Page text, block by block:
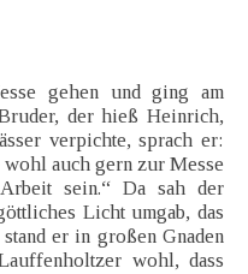
gehen und ging am
der hieß Heinrich,
verpichte, sprach er:
auch gern zur Messe
sein.“ Da sah der
Licht umgab, das
er in großen Gnaden
wohl, dass